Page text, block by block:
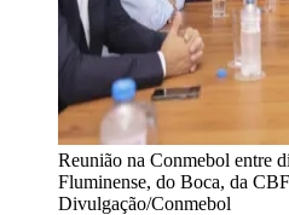
Reunião na Conmebol entre
Fluminense, do Boca, da
Divulgação/Conmebol